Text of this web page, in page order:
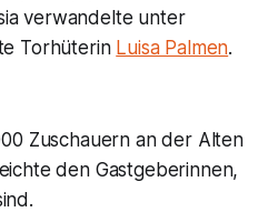
verwandelte unter
Torhüterin Luisa Palmen.
Zuschauern an der Alten
den Gastgeberinnen,